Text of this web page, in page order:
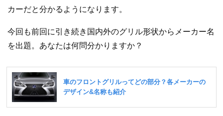
カーだと分かるようになります。
今回も前回に引き続き国内外のグリル形状からメーカー名
を出題。あなたは何問分かりますか？